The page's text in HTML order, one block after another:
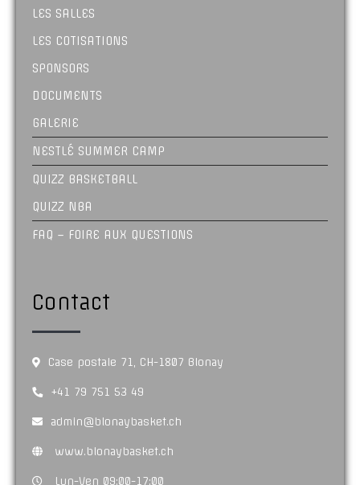
LES SALLES
LES COTISATIONS
SPONSORS
DOCUMENTS
GALERIE
NESTLÉ SUMMER CAMP
QUIZZ BASKETBALL
QUIZZ NBA
FAQ – FOIRE AUX QUESTIONS
Contact
Case postale 71, CH-1807 Blonay
+41 79 751 53 49
admin@blonaybasket.ch
www.blonaybasket.ch
Lun-Ven 09:00-17:00